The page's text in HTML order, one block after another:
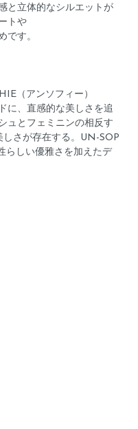
と立体的なシルエットが
トや
です。
（アンソフィー）
に、直感的な美しさを追
ュとフェミニンの相反す
しさが存在する。UN-SOP
らしい優雅さを加えたデ